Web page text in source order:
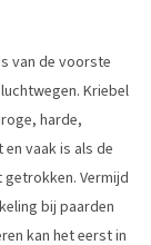
van de voorste
Kriebel
harde,
vaak is als de
Vermijd
bij paarden
kan het eerst in